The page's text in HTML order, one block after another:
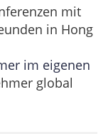
mit
in Hong
im eigenen
global